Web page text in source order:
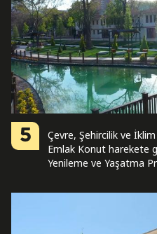
5
Çevre, Şehircilik ve İklim
Emlak Konut harekete
Yenileme ve Yaşatma